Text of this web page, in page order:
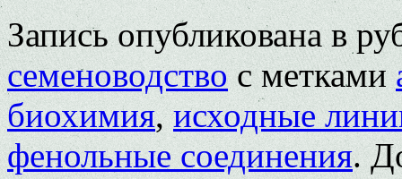
Запись опубликована в
семеноводствос метками
биохимия,исходные
фенольные соединения.